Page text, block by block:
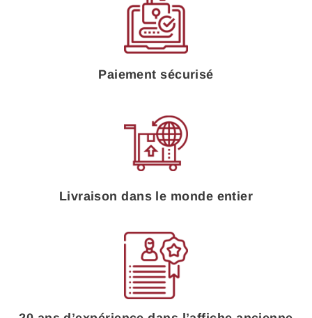
Paiement sécurisé
Livraison dans le monde entier